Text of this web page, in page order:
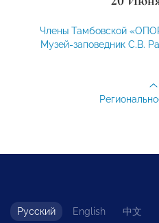
Члены Тамбовской
Музей-заповедник С.В.
Русский English 中文